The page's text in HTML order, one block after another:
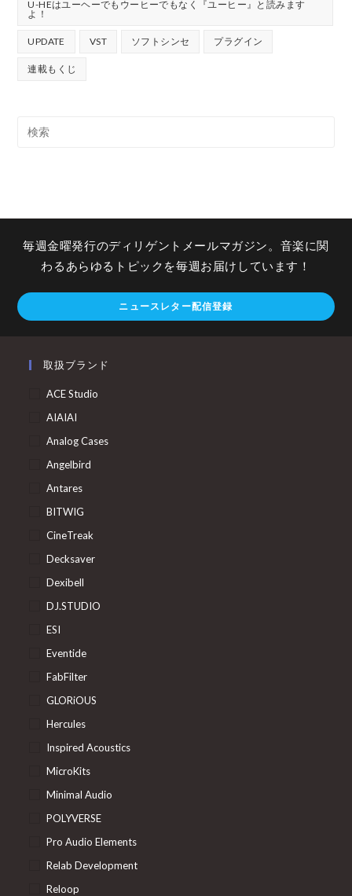
U-HEはユーヘーでもウーヒーでもなく『ユーヒー』と読みます
よ！
UPDATE VST ソフトシンセ プラグイン
連載もくじ
毎週金曜発行のディリゲントメールマガジン。音楽に関
わるあらゆるトピックを毎週お届けしています！
ニュースレター配信登録
取扱ブランド
ACE Studio
AIAIAI
Analog Cases
Angelbird
Antares
BITWIG
CineTreak
Decksaver
Dexibell
DJ.STUDIO
ESI
Eventide
FabFilter
GLORiOUS
Hercules
Inspired Acoustics
MicroKits
Minimal Audio
POLYVERSE
Pro Audio Elements
Relab Development
Reloop